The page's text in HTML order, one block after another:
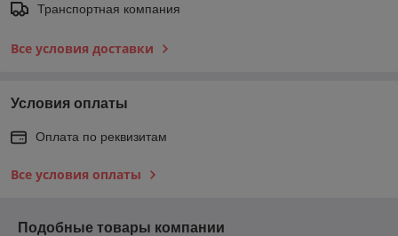
Транспортная компания
Все условия доставки
Условия оплаты
Оплата по реквизитам
Все условия оплаты
Подобные товары компании